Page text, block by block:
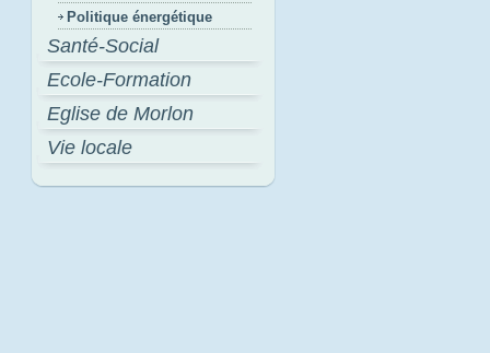
Politique énergétique
Santé-Social
Ecole-Formation
Eglise de Morlon
Vie locale